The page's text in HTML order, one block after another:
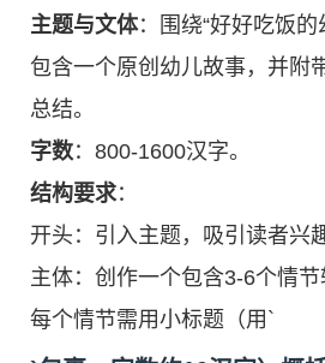
主题与文体：围绕“好好吃饭
包含一个原创幼儿故事，并附
总结。
字数：800-1600汉字。
结构要求：
开头：引入主题，吸引读者兴
主体：创作一个包含3-6个情节
每个情节需用小标题（用`